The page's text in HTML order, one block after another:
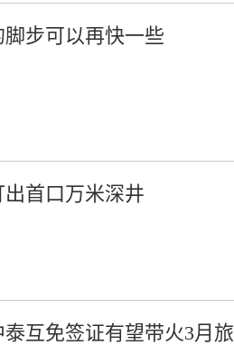
步可以再快一些
首口万米深井
互免签证有望带火3月旅